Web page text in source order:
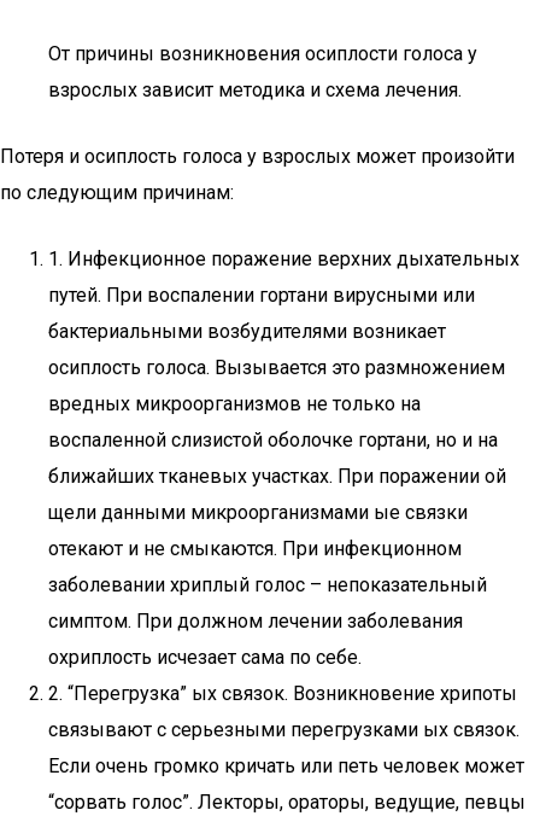
От причины возникновения осиплости голоса у
взрослых зависит методика и схема лечения.
Потеря и осиплость голоса у взрослых может произойти
по следующим причинам:
1. Инфекционное поражение верхних дыхательных
путей. При воспалении гортани вирусными или
бактериальными возбудителями возникает
осиплость голоса. Вызывается это размножением
вредных микроорганизмов не только на
воспаленной слизистой оболочке гортани, но и на
ближайших тканевых участках. При поражении ой
щели данными микроорганизмами ые связки
отекают и не смыкаются. При инфекционном
заболевании хриплый голос – непоказательный
симптом. При должном лечении заболевания
охриплость исчезает сама по себе.
2. “Перегрузка” ых связок. Возникновение хрипоты
связывают с серьезными перегрузками ых связок.
Если очень громко кричать или петь человек может
“сорвать голос”. Лекторы, ораторы, ведущие, певцы